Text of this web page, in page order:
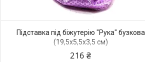
Підставка під біжутерію "Рука" бузкова
(19,5х5,5х3,5 см)
216 ₴